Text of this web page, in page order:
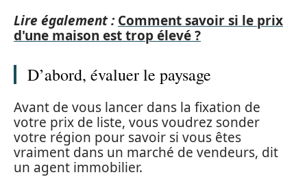
Lire également : Comment savoir si le prix
d'une maison est trop élevé ?
D’abord, évaluer le paysage
Avant de vous lancer dans la fixation de
votre prix de liste, vous voudrez sonder
votre région pour savoir si vous êtes
vraiment dans un marché de vendeurs, dit
un agent immobilier.